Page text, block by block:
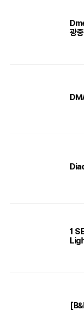
광중
1